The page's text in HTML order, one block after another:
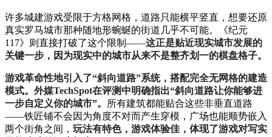
许多城建游戏受限于方格网格，道路只能横平竖直，想要还原
真实罗马城市那种随地形蜿蜒的街道几乎不可能。《纪元
117》则直接打破了这个限制——这正是贴近现实城市发展的
关键一步，因为现实中的城市从来不是整齐划一的棋盘格子。
游戏革命性地引入了“斜向道路”系统，搭配完全无网格的建造
模式。外媒TechSpot在评测中明确指出“斜向道路让你能够进
一步自定义你的城市”。
所有建筑都能贴合这些非垂直道路
——铁匠铺不会因为角度不对而产生穿模，广场也能顺势嵌入
两个街角之间， 玩法有特色，游戏体验佳，体现了游戏对写实